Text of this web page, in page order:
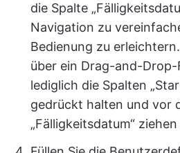
die Spalte
Navigation zu
Bedienung zu
über ein Drag-and-Drop-
lediglich die Spalten
gedrückt halten und vor
„Fälligkeitsdatum“